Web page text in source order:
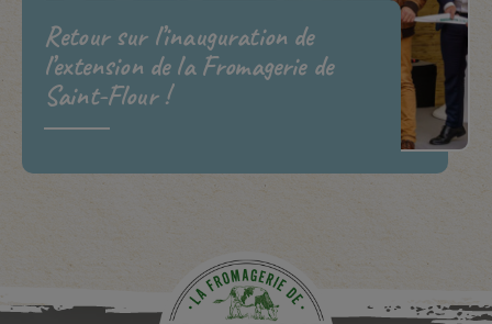
Retour sur l’inauguration de
l’extension de la Fromagerie de
Saint-Flour !